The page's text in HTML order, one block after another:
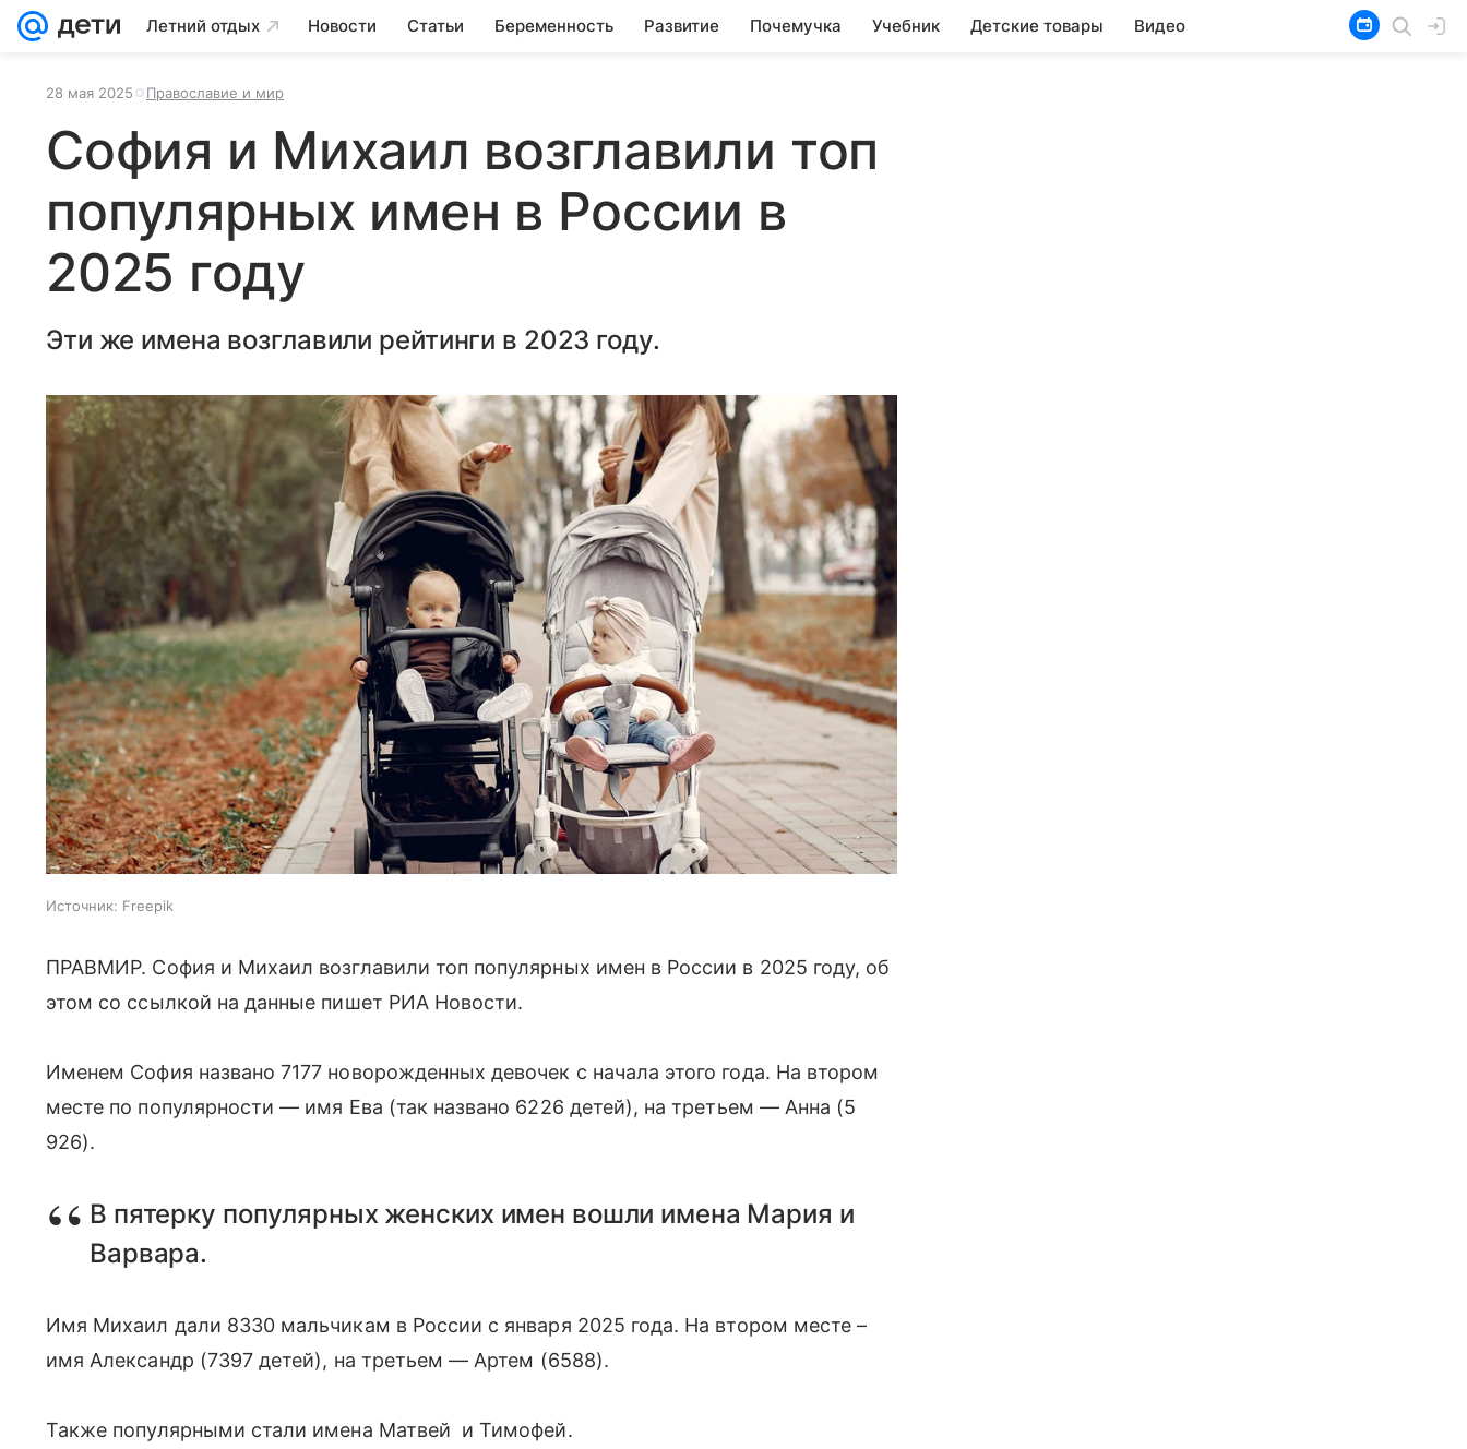
Летний отдых Новости Статьи Беременность Развитие Почемучка Учебник Детские товары Видео
28 мая 2025 Православие и мир
София и Михаил возглавили топ
популярных имен в России в
2025 году
Эти же имена возглавили рейтинги в 2023 году.
Источник: Freepik
ПРАВМИР. София и Михаил возглавили топ популярных имен в России в 2025 году, об
этом со ссылкой на данные пишет РИА Новости.
Именем София названо 7177 новорожденных девочек с начала этого года. На втором
месте по популярности — имя Ева (так названо 6226 детей), на третьем — Анна (5
926).
В пятерку популярных женских имен вошли имена Мария и
Варвара.
Имя Михаил дали 8330 мальчикам в России с января 2025 года. На втором месте –
имя Александр (7397 детей), на третьем — Артем (6588).
Также популярными стали имена Матвей и Тимофей.